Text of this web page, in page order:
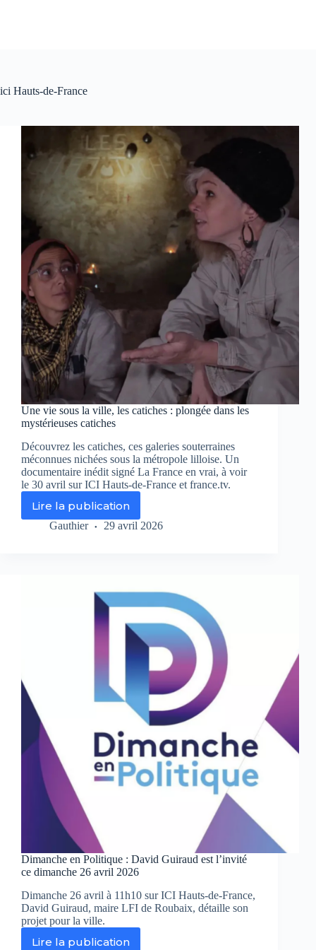
ici Hauts-de-France
Une vie sous la ville, les catiches : plongée dans les
mystérieuses catiches
Découvrez les catiches, ces galeries souterraines
méconnues nichées sous la métropole lilloise. Un
documentaire inédit signé La France en vrai, à voir
le 30 avril sur ICI Hauts-de-France et france.tv.
Lire la publication
Une
vie
catiches
plongée
dans
mystérieuses
Gauthier 29 avril 2026
Dimanche en Politique : David Guiraud est l’invité
ce dimanche 26 avril 2026
Dimanche 26 avril à 11h10 sur ICI Hauts-de-France,
David Guiraud, maire LFI de Roubaix, détaille son
projet pour la ville.
Lire la publication
Dimanche